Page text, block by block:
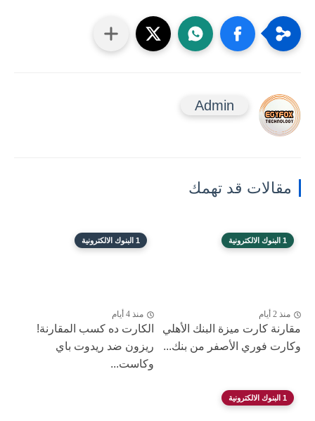
Admin
مقالات قد تهمك
1 البنوك الالكترونية
منذ 2 أيام
مقارنة كارت ميزة البنك الأهلي
وكارت فوري الأصفر من بنك...
1 البنوك الالكترونية
منذ 4 أيام
الكارت ده كسب المقارنة!
ريزون ضد ريدوت باي
وكاست...
1 البنوك الالكترونية